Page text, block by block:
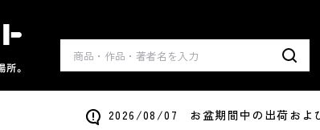
2026/08/07 お盆期間中の出荷およ